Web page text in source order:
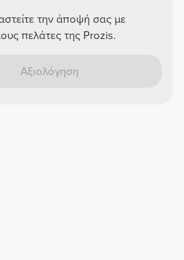
την άποψή σας με
πελάτες της Prozis.
Αξιολόγηση